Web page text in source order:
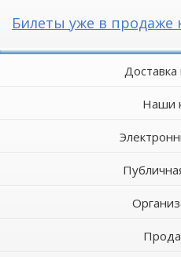
Билеты уже в продаже
Доставка
Наши